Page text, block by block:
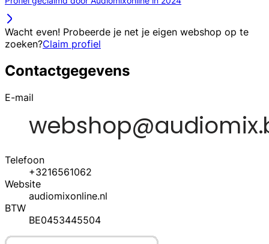
Wacht even! Probeerde je net je eigen webshop op te
zoeken?Claim profiel
Contactgegevens
E-mail
Telefoon
+3216561062
Website
audiomixonline.nl
BTW
BE0453445504